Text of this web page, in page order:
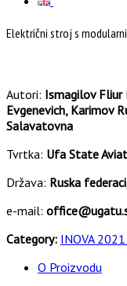
Električni stroj s
Autori: Ismagilov Fliur
Evgenevich, Karimov
Salavatovna
Tvrtka: Ufa State
Država: Ruska
e-mail:
Category: INOVA
O Proizvodu